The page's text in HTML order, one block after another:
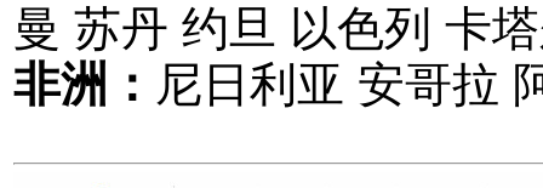
曼 苏丹 约旦 以色列 卡
非洲： 尼日利亚 安哥拉